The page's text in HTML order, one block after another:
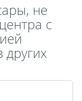
не
с